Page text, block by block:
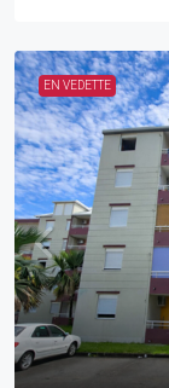
EN VEDETTE